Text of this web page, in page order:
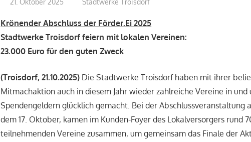
21. Oktober 2025 treffpunkt
Stadtwerke Troisdorf
Krönender Abschluss der Förder.Ei 2025
Stadtwerke Troisdorf feiern mit lokalen Vereinen:
23.000 Euro für den guten Zweck
(Troisdorf, 21.10.2025) Die Stadtwerke Troisdorf haben mit ihrer
Mitmachaktion auch in diesem Jahr wieder zahlreiche Vereine in
Spendengeldern glücklich gemacht. Bei der Abschlussveranstaltung
dem 17. Oktober, kamen im Kunden-Foyer des Lokalversorgers rund
teilnehmenden Vereine zusammen, um gemeinsam das Finale der